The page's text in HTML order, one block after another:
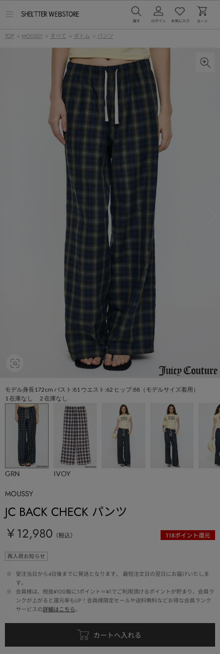
ー
TOP > MOUSSY > すべて > ボトム > パンツ
モデル身長172cm バスト:81 ウエスト:62 ヒップ:88（モデルサイズ着用）
1 在庫なし 2 在庫なし
GRN IVOY
MOUSSY
JC BACK CHECK パンツ
￥12,980 （税込） 118ポイント還元
再入荷お知らせ
※
受注当日から4日後までに発送となります。 最短注文日の翌日にお届けいたしま
す。
※
会員様は、税抜¥100毎に1ポイント＝¥1でご利用頂けるポイントが貯まり、会員ラ
ンクが上がると還元率もUP！会員様限定セールや送料無料などお得な会員ランク
サービスの詳細はこちら。